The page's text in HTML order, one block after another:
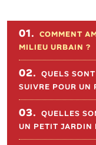
01. COMMENT
MILIEU URBAIN ?
02. QUELS
SUIVRE POUR UN
03. QUELLES
UN PETIT JARDIN